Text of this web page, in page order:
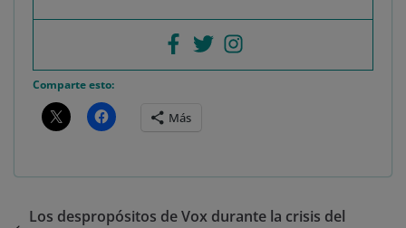
Comparte esto:
Más
Los despropósitos de Vox durante la crisis del